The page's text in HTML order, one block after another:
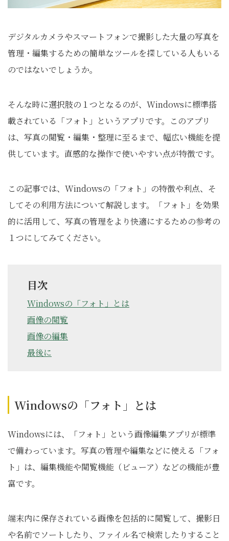
デジタルカメラやスマートフォンで撮影した大量の写真を
管理・編集するための簡単なツールを探している人もいる
のではないでしょうか。
そんな時に選択肢の１つとなるのが、Windowsに標準搭
載されている「フォト」というアプリです。このアプリ
は、写真の閲覧・編集・整理に至るまで、幅広い機能を提
供しています。直感的な操作で使いやすい点が特徴です。
この記事では、Windowsの「フォト」の特徴や利点、そ
してその利用方法について解説します。「フォト」を効果
的に活用して、写真の管理をより快適にするための参考の
１つにしてみてください。
目次
Windowsの「フォト」とは
画像の閲覧
画像の編集
最後に
Windowsの「フォト」とは
Windowsには、「フォト」という画像編集アプリが標準
で備わっています。写真の管理や編集などに使える「フォ
ト」は、編集機能や閲覧機能（ビューア）などの機能が豊
富です。
端末内に保存されている画像を包括的に閲覧して、撮影日
や名前でソートしたり、ファイル名で検索したりすること